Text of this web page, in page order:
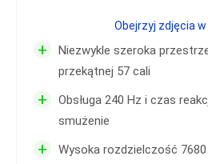
+
Niezwykle szeroka
przekątnej 57 cali
+
Obsługa 240 Hz i czas
smużenie
+
Wysoka rozdzielczość
Obejrzyj zdjęcia